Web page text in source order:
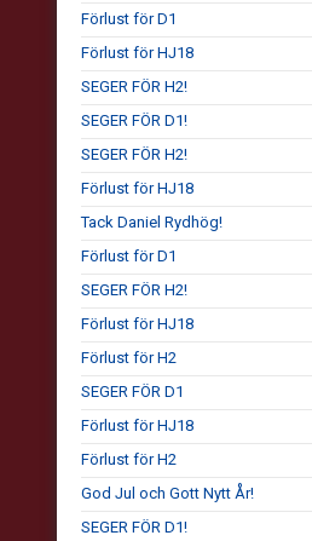
Förlust för D1
Förlust för HJ18
SEGER FÖR H2!
SEGER FÖR D1!
SEGER FÖR H2!
Förlust för HJ18
Tack Daniel Rydhög!
Förlust för D1
SEGER FÖR H2!
Förlust för HJ18
Förlust för H2
SEGER FÖR D1
Förlust för HJ18
Förlust för H2
God Jul och Gott Nytt År!
SEGER FÖR D1!